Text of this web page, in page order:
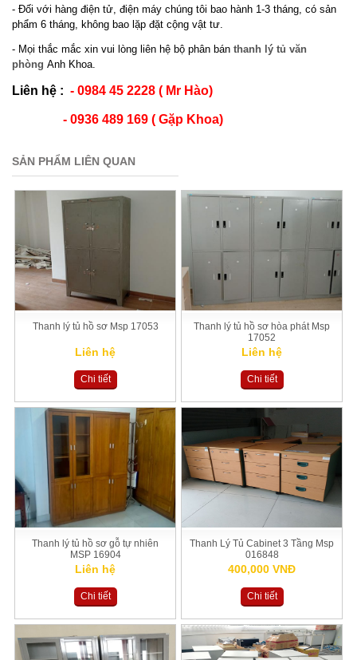
- Đối với hàng điện tử, điện máy chúng tôi bao hành 1-3 tháng, có sản
phẩm 6 tháng, không bao lặp đặt cộng vật tư.
- Mọi thắc mắc xin vui lòng liên hệ bộ phân bán thanh lý tủ văn
phòng Anh Khoa
Liên hệ : - 0984 45 2228 ( Mr Hào)
- 0936 489 169 ( Gặp Khoa)
SẢN PHẨM LIÊN QUAN
Thanh lý tủ hồ sơ Msp 17053
Liên hệ
Chi tiết
Thanh lý tủ hồ sơ hòa phát Msp
17052
Liên hệ
Chi tiết
Thanh lý tủ hồ sơ gỗ tự nhiên
MSP 16904
Liên hệ
Chi tiết
Thanh Lý Tủ Cabinet 3 Tầng Msp
016848
400,000 VNĐ
Chi tiết